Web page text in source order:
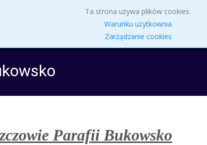
Intencje Mszalne 27.07 – 2.08.2026 r.
Parafii Bukowsko
Ta strona używa plików cookies.
Warunku użytkownia
Zarządzanie cookies